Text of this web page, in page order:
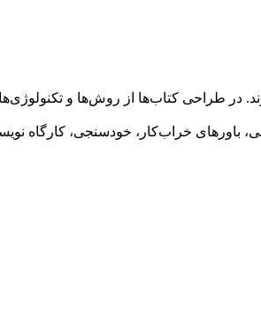
طراحی کتاب‌ها از روش‌ها و
باورهای خراب‌کار، خودسنجی، کارگاه